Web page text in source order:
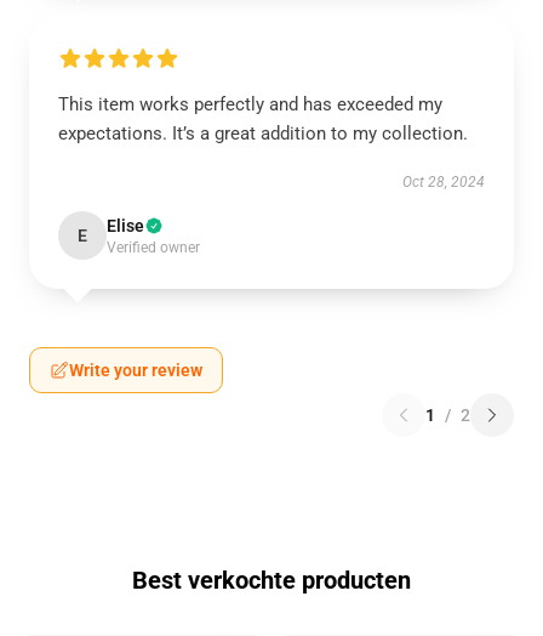
This item works perfectly and has exceeded my
expectations. It’s a great addition to my collection.
Oct 28, 2024
E Elise
Verified owner
Write your review
1 / 2
Best verkochte producten